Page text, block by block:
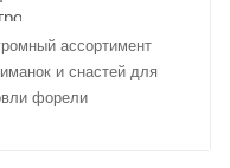
ассортимент
и снастей для
форели